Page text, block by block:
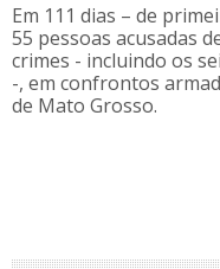
Em 111 dias – de
55 pessoas acusadas
crimes - incluindo os
-, em confrontos
de Mato Grosso.